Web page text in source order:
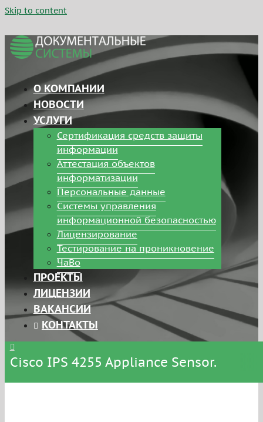
Skip to content
О КОМПАНИИ
НОВОСТИ
УСЛУГИ
Сертификация средств защиты
информации
Аттестация объектов
информатизации
Персональные данные
Системы управления
информационной безопасностью
Лицензирование
Тестирование на проникновение
ЧаВо
ПРОЕКТЫ
ЛИЦЕНЗИИ
ВАКАНСИИ
КОНТАКТЫ
Cisco IPS 4255 Appliance Sensor.